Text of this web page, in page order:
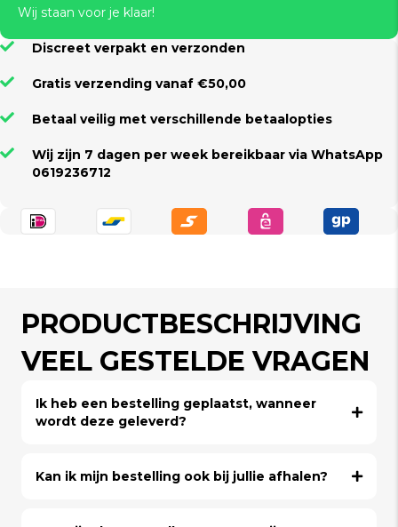
Wij staan voor je klaar!
Discreet verpakt en verzonden
Gratis verzending vanaf €50,00
Betaal veilig met verschillende betaalopties
Wij zijn 7 dagen per week bereikbaar via WhatsApp
0619236712
PRODUCTBESCHRIJVING
VEEL GESTELDE VRAGEN
Ik heb een bestelling geplaatst, wanneer
wordt deze geleverd?
Kan ik mijn bestelling ook bij jullie afhalen?